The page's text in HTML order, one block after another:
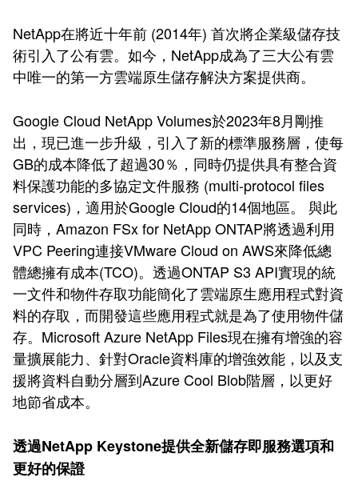
NetApp在將近十年前 (2014年) 首次將企業級儲存技
術引入了公有雲。如今，NetApp成為了三大公有雲
中唯一的第一方雲端原生儲存解決方案提供商。
Google Cloud NetApp Volumes於2023年8月剛推
出，現已進一步升級，引入了新的標準服務層，使每
GB的成本降低了超過30％，同時仍提供具有整合資
料保護功能的多協定文件服務 (multi-protocol files
services)，適用於Google Cloud的14個地區。 與此
同時，Amazon FSx for NetApp ONTAP將透過利用
VPC Peering連接VMware Cloud on AWS來降低總
體總擁有成本(TCO)。透過ONTAP S3 API實現的統
一文件和物件存取功能簡化了雲端原生應用程式對資
料的存取，而開發這些應用程式就是為了使用物件儲
存。Microsoft Azure NetApp Files現在擁有增強的容
量擴展能力、針對Oracle資料庫的增強效能，以及支
援將資料自動分層到Azure Cool Blob階層，以更好
地節省成本。
透過NetApp Keystone提供全新儲存即服務選項和
更好的保證